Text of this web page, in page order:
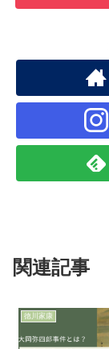
関連記事
徳川家康